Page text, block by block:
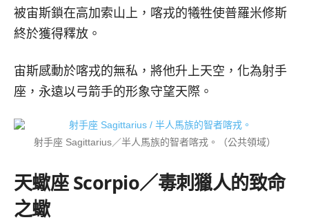
被宙斯鎖在高加索山上，喀戎的犧牲使普羅米修斯
終於獲得釋放。
宙斯感動於喀戎的無私，將他升上天空，化為射手
座，永遠以弓箭手的形象守望天際。
射手座 Sagittarius／半人馬族的智者喀戎。（公共領域）
天蠍座Scorpio／毒刺獵人的致命
之蠍